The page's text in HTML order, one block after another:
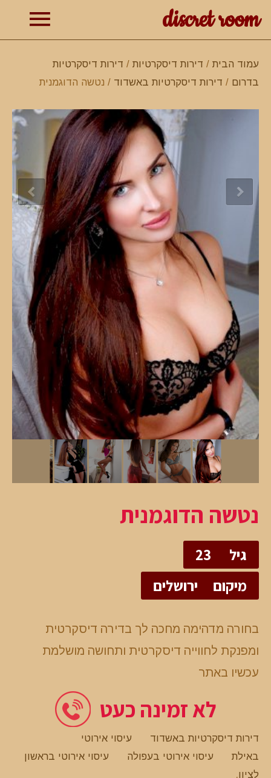
discret room
עמוד הבית / דירות דיסקרטיות / דירות דיסקרטיות
בדרום / דירות דיסקרטיות באשדוד / נטשה הדוגמנית
נטשה הדוגמנית
גיל
23
מיקום
ירושלים
בחורה מדהימה מחכה לך בדירה דיסקרטית
ומפנקת לחווייה דיסקרטית ותחושה מושלמת
עכשיו באתר
לא זמינה כעט
דירות דיסקרטיות באשדוד
עיסוי אירוטי
באילת
עיסוי אירוטי בעפולה
עיסוי אירוטי בראשון
לציון.